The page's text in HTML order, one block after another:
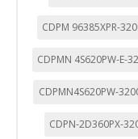
CDPM 96385XPR-
CDPMN 4S620PW-E-
CDPMN4S620PW-
CDPN-2D360PX-
GUARDAR
Puedes volver a
"Configuración de